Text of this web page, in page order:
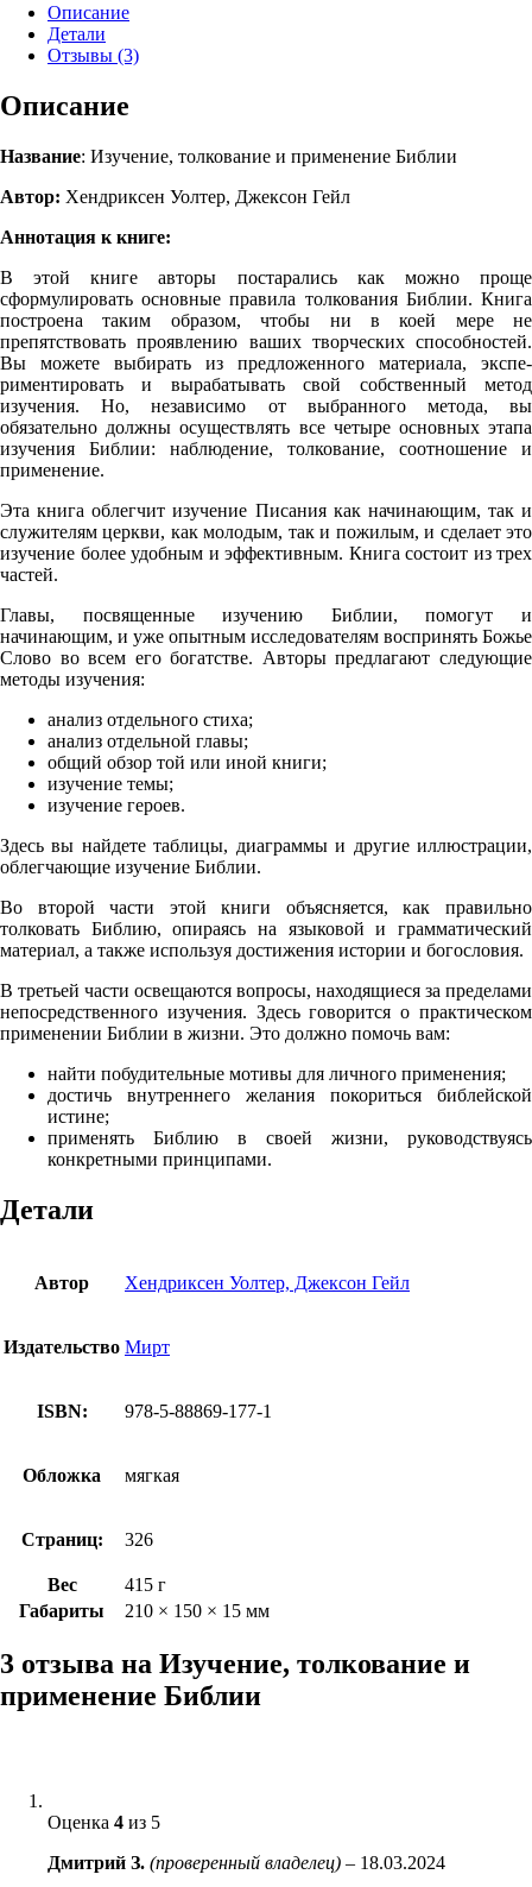
Описание
Детали
Отзывы (3)
Описание
Название: Изучение, толкование и применение Библии
Автор: Хендриксен Уолтер, Джексон Гейл
Аннотация к книге:
В этой книге авторы постарались как можно проще
сформулировать основные правила толкования Библии. Книга
построена таким образом, чтобы ни в коей мере не
препятствовать проявлению ваших творческих способностей.
Вы можете выбирать из предложенного материала, экспе­
риментировать и вырабатывать свой собственный метод
изучения. Но, независимо от выбранного метода, вы
обязательно должны осуществлять все четыре основных этапа
изучения Библии: наблюдение, толкование, соотношение и
применение.
Эта книга облегчит изучение Писания как начинающим, так и
служителям церкви, как молодым, так и пожилым, и сделает это
изучение более удобным и эффективным. Книга состоит из трех
частей.
Главы, посвященные изучению Библии, помогут и
начинающим, и уже опытным исследователям воспринять Божье
Слово во всем его богатстве. Авторы предлагают следующие
методы изучения:
анализ отдельного стиха;
анализ отдельной главы;
общий обзор той или иной книги;
изучение темы;
изучение героев.
Здесь вы найдете таблицы, диаграммы и другие иллюстрации,
облегчающие изучение Библии.
Во второй части этой книги объясняется, как правильно
толковать Библию, опираясь на языковой и грамматический
материал, а также используя достижения истории и богословия.
В третьей части освещаются вопросы, находящиеся за пределами
непосредственного изучения. Здесь говорится о практическом
применении Библии в жизни. Это должно помочь вам:
найти побудительные мотивы для личного применения;
достичь внутреннего желания покориться библейской
истине;
применять Библию в своей жизни, руководствуясь
конкретными принципами.
Детали
Автор Хендриксен Уолтер, Джексон Гейл
Издательство Мирт
ISBN: 978-5-88869-177-1
Обложка мягкая
Страниц: 326
Вес
415 г
Габариты
210 × 150 × 15 мм
3 отзыва на Изучение, толкование и
применение Библии
Оценка 4 из 5
Дмитрий З. (проверенный владелец) – 18.03.2024